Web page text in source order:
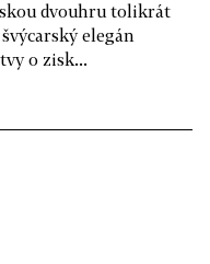
dvouhru tolikrát
elegán
o zisk...